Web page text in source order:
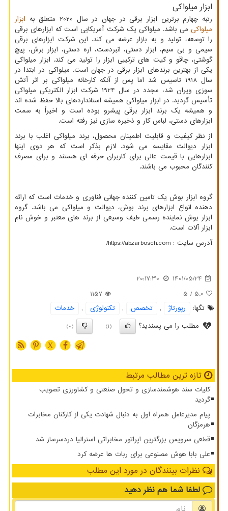
ابزار میلواکی
رتبه چهارم برترین ابزار برقی در جهان در سال 2020 متعلق به
ابزار
میلواکی می باشد. میلواکی یک شرکت آمریکایی است که ابزارهای برقی
را توسعه، تولید و به بازار عرضه می کند. این شرکت ابزارهای برقی
سیمی و بی سیم، ابزار دستی، انبردست، اره دستی، ابزار برش، پیچ
گوشتی، چاقو و کیت های ترکیبی ابزار را تولید می کند. ابزار میلواکی
یکی از بهترین برندهای ابزار برقی در جهان است. میلواکی در ابتدا در
سال 1918 تاسیس شد اما پس از آنکه کارخانه میلواکی بر اثر آتش
سوزی ویران شد، مجدد در سال 1924 شرکت ابزار الکتریکی میلواکی
تأسیس گردید. در ابزار میلواکی همیشه استانداردهای بالا حفظ شده اند
و همیشه یک برند ابزار برقی پیشرو بوده است و اخیراً به سمت
ابزارهای دستی، لباس کار و ذخیره سازی نیز رفته است.
از نظر کیفیت و قابلیت اطمینان محصول، برند میلواکی اغلب با برند
ابزار دیوالت مقایسه می شود. لازم بذکر است که هر دوی اینها
ابزارهایی با قیمت عالی برای کاربران حرفه ای هستند و برای مصرف
کنندگان محبوب می باشند.
گروه ابزار بوش یک تامین کننده جهانی فناوری و خدمات است که ارائه
دهنده انواع ابزارهای برند بوش، دیوالت و میلواکی می باشد. گروه
ابزار بوش نماینده رسمی طیف وسیعی از برند های معتبر و خوش نام
ابزار آلات است.
آدرس سایت : https://abzarbosch.com
/
1401/05/24
20:17:30
5.0
/ 5
1157
تگها:
رپورتاژ , تخصص , تكنولوژی ,
خدمات
مطلب را می پسندید؟
(1)
(0)
X
تازه ترین مطالب مرتبط
کلیات سند هوشمندسازی و تحول صنعتی و کشاورزی تصویب
گردید
پیام مدیرعامل همراه اول به دنبال شهادت یکی از کارکنان مخابرات
هرمزگان
قطعی سرویس بزرگترین اپراتور مخابراتی استرالیا دردسرساز شد
علی بابا هوش مصنوعی برای ربات ها عرضه کرد
نظرات بینندگان در مورد این مطلب
لطفا شما هم نظر دهید